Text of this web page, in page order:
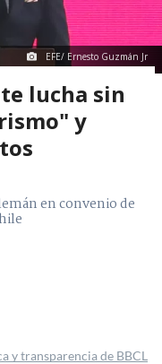
EFE/ Ernesto Guzmán Jr
lucha sin
y
en convenio de
y transparencia de BBCL